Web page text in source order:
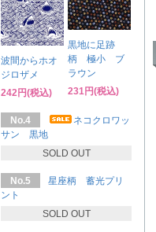
波間からホオ
ジロザメ
242円(税込)
黒地に足跡
柄 極小 ブ
ラウン
231円(税込)
No.4
ネコクロワッ
サン 黒地
SOLD OUT
No.5
星座柄 蓄光プリ
ント
SOLD OUT